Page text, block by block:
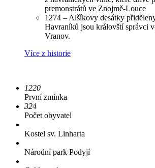
premonstrátů ve Znojmě-Louce
1274 – Alšíkovy desátky
Havraníků jsou královští správci
Vranov.
Více z historie
1220
První zmínka
324
Počet obyvatel
Kostel sv. Linharta
Národní park Podyjí